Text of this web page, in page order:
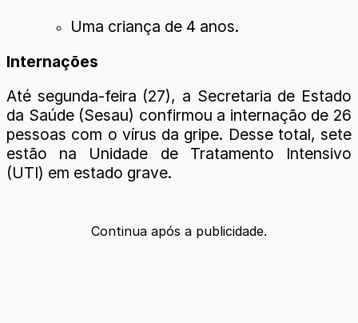
Uma criança de 4 anos.
Internações
Até segunda-feira (27), a Secretaria de Estado
da Saúde (Sesau) confirmou a internação de 26
pessoas com o vírus da gripe. Desse total, sete
estão na Unidade de Tratamento Intensivo
(UTI) em estado grave.
Continua após a publicidade.